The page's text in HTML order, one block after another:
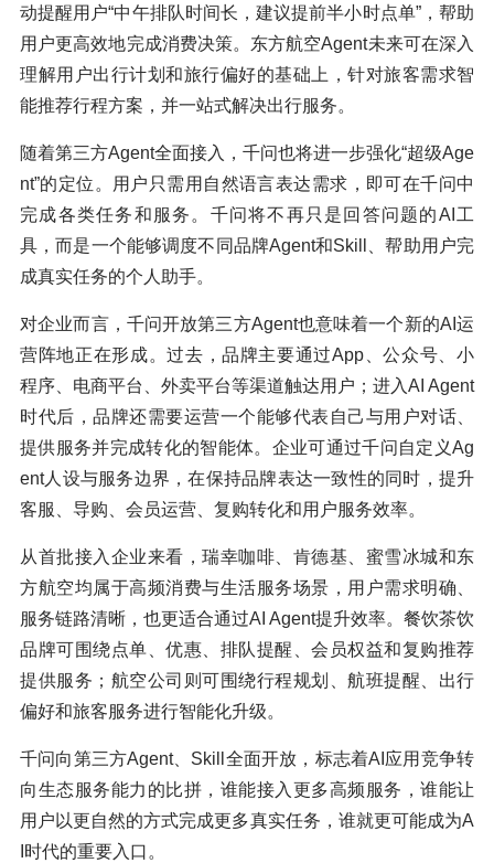
动提醒用户“中午排队时间长，建议提前半小时点单”，帮助
用户更高效地完成消费决策。东方航空Agent未来可在深入
理解用户出行计划和旅行偏好的基础上，针对旅客需求智
能推荐行程方案，并一站式解决出行服务。
随着第三方Agent全面接入，千问也将进一步强化“超级Age
nt”的定位。用户只需用自然语言表达需求，即可在千问中
完成各类任务和服务。千问将不再只是回答问题的AI工
具，而是一个能够调度不同品牌Agent和Skill、帮助用户完
成真实任务的个人助手。
对企业而言，千问开放第三方Agent也意味着一个新的AI运
营阵地正在形成。过去，品牌主要通过App、公众号、小
程序、电商平台、外卖平台等渠道触达用户；进入AI Agent
时代后，品牌还需要运营一个能够代表自己与用户对话、
提供服务并完成转化的智能体。企业可通过千问自定义Ag
ent人设与服务边界，在保持品牌表达一致性的同时，提升
客服、导购、会员运营、复购转化和用户服务效率。
从首批接入企业来看，瑞幸咖啡、肯德基、蜜雪冰城和东
方航空均属于高频消费与生活服务场景，用户需求明确、
服务链路清晰，也更适合通过AI Agent提升效率。餐饮茶饮
品牌可围绕点单、优惠、排队提醒、会员权益和复购推荐
提供服务；航空公司则可围绕行程规划、航班提醒、出行
偏好和旅客服务进行智能化升级。
千问向第三方Agent、Skill全面开放，标志着AI应用竞争转
向生态服务能力的比拼，谁能接入更多高频服务，谁能让
用户以更自然的方式完成更多真实任务，谁就更可能成为A
I时代的重要入口。